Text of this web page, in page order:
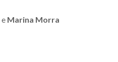
e Marina Morra